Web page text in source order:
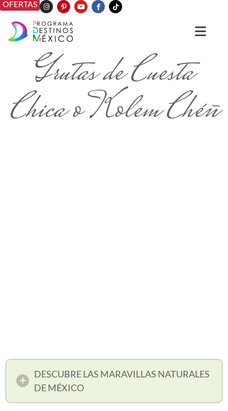
OFERTAS
Grutas de Cuesta
Chica o Kolem Chéñ
DESCUBRE LAS MARAVILLAS NATURALES
DE MÉXICO